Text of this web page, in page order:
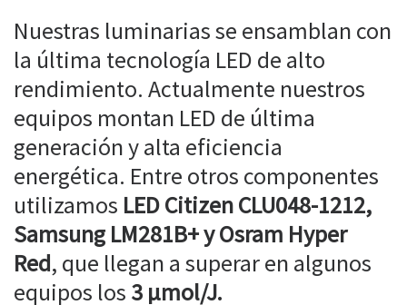
Nuestras luminarias se ensamblan con
la última tecnología LED de alto
rendimiento. Actualmente nuestros
equipos montan LED de última
generación y alta eficiencia
energética. Entre otros componentes
utilizamos LED Citizen CLU048-1212,
Samsung LM281B+ y Osram Hyper
Red, que llegan a superar en algunos
equipos los 3 µmol/J.